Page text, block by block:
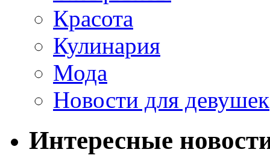
Красота
Кулинария
Мода
Новости для девушек
Интересные